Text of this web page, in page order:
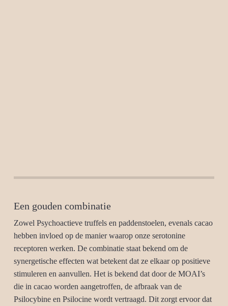
Een gouden combinatie
Zowel Psychoactieve truffels en paddenstoelen, evenals cacao
hebben invloed op de manier waarop onze serotonine
receptoren werken. De combinatie staat bekend om de
synergetische effecten wat betekent dat ze elkaar op positieve
stimuleren en aanvullen. Het is bekend dat door de MOAI’s
die in cacao worden aangetroffen, de afbraak van de
Psilocybine en Psilocine wordt vertraagd. Dit zorgt ervoor dat